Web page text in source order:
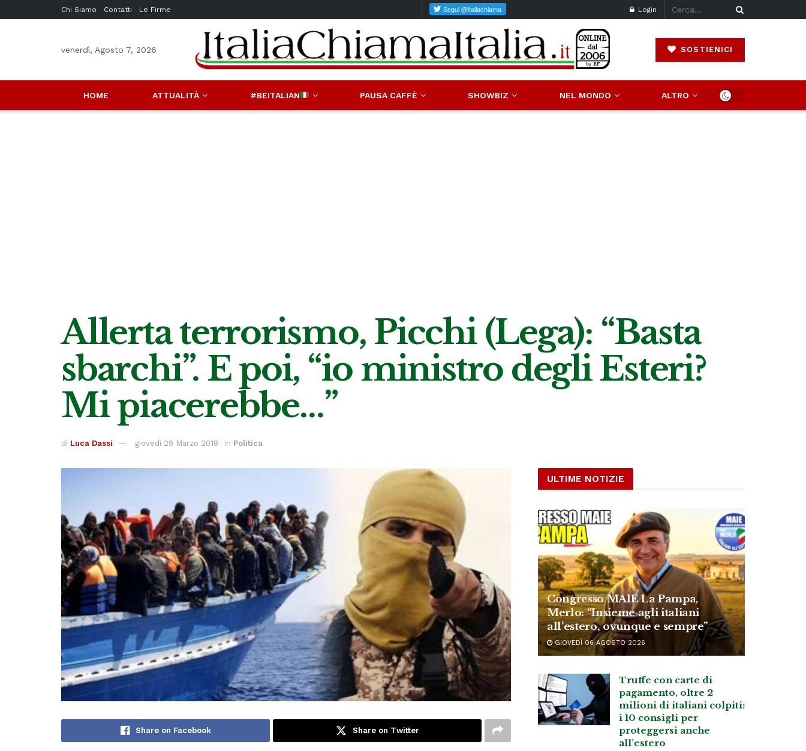
Chi Siamo Contatti Le Firme Login
venerdì, Agosto 7, 2026 SOSTIENICI
HOME ATTUALITÀ #BEITALIAN PAUSA CAFFÈ SHOWBIZ NEL MONDO ALTRO
Allerta terrorismo, Picchi (Lega): “Basta
sbarchi”. E poi, “io ministro degli Esteri?
Mi piacerebbe…”
di Luca Dassi giovedì 29 Marzo 2018 in Politica
Share on Facebook Share on Twitter
ULTIME NOTIZIE
Congresso MAIE La Pampa,
Merlo: “Insieme agli italiani
all’estero, ovunque e sempre”
GIOVEDÌ 06 AGOSTO 2026
Truffe con carte di
pagamento, oltre 2
milioni di italiani colpiti:
i 10 consigli per
proteggersi anche
all’estero